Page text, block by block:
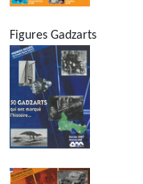
Figures Gadzarts